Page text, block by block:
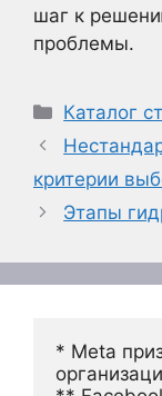
шаг к
проблемы.
Рубрики
Каталог
критерии
Этапы
* Meta